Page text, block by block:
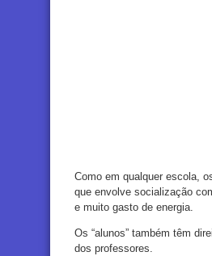
Como em qualquer escola,
que envolve socialização
e muito gasto de energia.
Os “alunos” também têm
dos professores.